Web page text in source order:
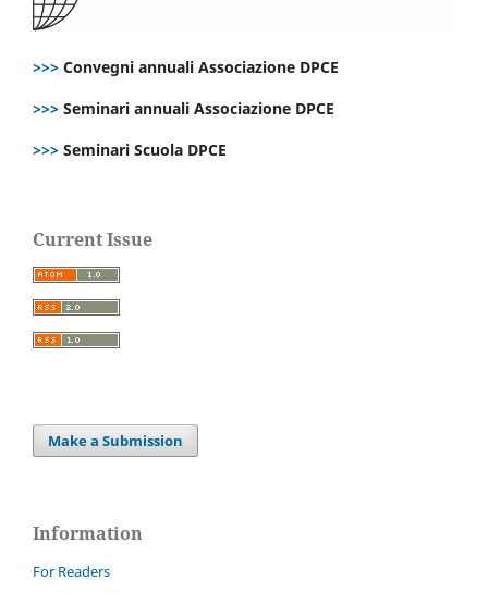
>>> Convegni annuali Associazione DPCE
>>> Seminari annuali Associazione DPCE
>>> Seminari Scuola DPCE
Current Issue
Make a Submission
Information
For Readers